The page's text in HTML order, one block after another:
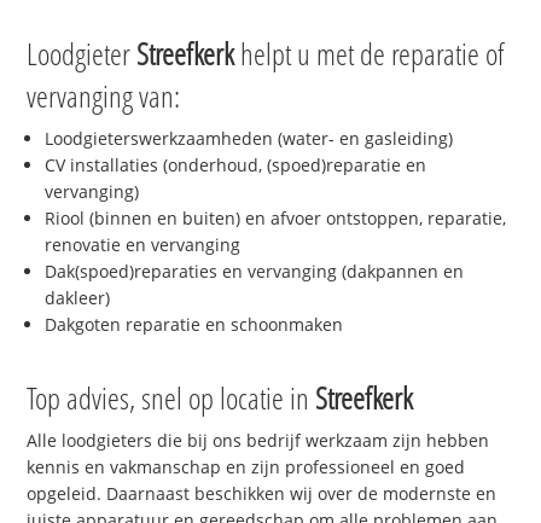
LoodgieterStreefkerkhelpt u met de reparatie of
vervanging van:
Loodgieterswerkzaamheden (water- en gasleiding)
CV installaties (onderhoud, (spoed)reparatie en
vervanging)
Riool (binnen en buiten) en afvoer ontstoppen, reparatie,
renovatie en vervanging
Dak(spoed)reparaties en vervanging (dakpannen en
dakleer)
Dakgoten reparatie en schoonmaken
Top advies, snel op locatie in Streefkerk
Alle loodgieters die bij ons bedrijf werkzaam zijn hebben
kennis en vakmanschap en zijn professioneel en goed
opgeleid. Daarnaast beschikken wij over de modernste en